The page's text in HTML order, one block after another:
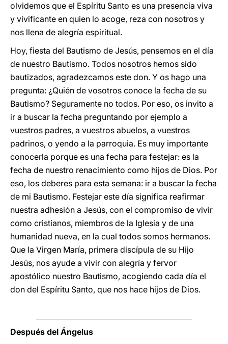
olvidemos que el Espíritu Santo es una presencia viva
y vivificante en quien lo acoge, reza con nosotros y
nos llena de alegría espiritual.
Hoy, fiesta del Bautismo de Jesús, pensemos en el día
de nuestro Bautismo. Todos nosotros hemos sido
bautizados, agradezcamos este don. Y os hago una
pregunta: ¿Quién de vosotros conoce la fecha de su
Bautismo? Seguramente no todos. Por eso, os invito a
ir a buscar la fecha preguntando por ejemplo a
vuestros padres, a vuestros abuelos, a vuestros
padrinos, o yendo a la parroquia. Es muy importante
conocerla porque es una fecha para festejar: es la
fecha de nuestro renacimiento como hijos de Dios. Por
eso, los deberes para esta semana: ir a buscar la fecha
de mi Bautismo. Festejar este día significa reafirmar
nuestra adhesión a Jesús, con el compromiso de vivir
como cristianos, miembros de la Iglesia y de una
humanidad nueva, en la cual todos somos hermanos.
Que la Virgen María, primera discípula de su Hijo
Jesús, nos ayude a vivir con alegría y fervor
apostólico nuestro Bautismo, acogiendo cada día el
don del Espíritu Santo, que nos hace hijos de Dios.
Después del Ángelus